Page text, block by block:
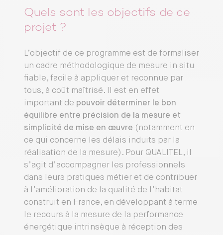
Quels sont les objectifs de ce
projet ?
L’objectif de ce programme est de formaliser
un cadre méthodologique de mesure in situ
fiable, facile à appliquer et reconnue par
tous, à coût maîtrisé. Il est en effet
important de pouvoir déterminer le bon
équilibre entre précision de la mesure et
simplicité de mise en œuvre (notamment en
ce qui concerne les délais induits par la
réalisation de la mesure). Pour QUALITEL, il
s’agit d’accompagner les professionnels
dans leurs pratiques métier et de contribuer
à l’amélioration de la qualité de l’habitat
construit en France, en développant à terme
le recours à la mesure de la performance
énergétique intrinsèque à réception des